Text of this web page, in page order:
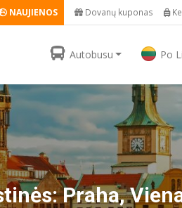
NAUJIENOS Dovanų kuponas
Autobusu Po
Praha,